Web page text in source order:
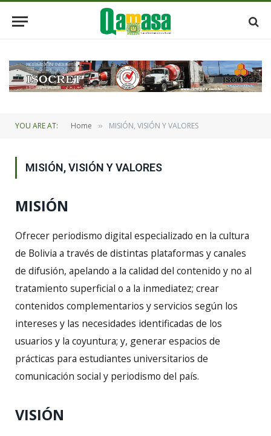
YOU ARE AT: Home » MISIÓN, VISIÓN Y VALORES
MISIÓN, VISIÓN Y VALORES
MISIÓN
Ofrecer periodismo digital especializado en la cultura
de Bolivia a través de distintas plataformas y canales
de difusión, apelando a la calidad del contenido y no al
tratamiento superficial o a la inmediatez; crear
contenidos complementarios y servicios según los
intereses y las necesidades identificadas de los
usuarios y la coyuntura; y, generar espacios de
prácticas para estudiantes universitarios de
comunicación social y periodismo del país.
VISIÓN